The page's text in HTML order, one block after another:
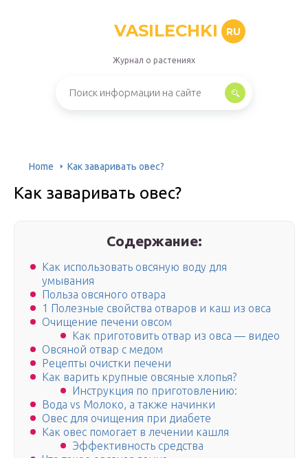
VASILECHKI RU
Журнал о растениях
Home Как заваривать овес?
Как заваривать овес?
Содержание:
Как использовать овсяную воду для
умывания
Польза овсяного отвара
1 Полезные свойства отваров и каш из овса
Очищение печени овсом
Как приготовить отвар из овса — видео
Овсяной отвар с медом
Рецепты очистки печени
Как варить крупные овсяные хлопья?
Инструкция по приготовлению:
Вода vs Молоко, а также начинки
Овес для очищения при диабете
Как овес помогает в лечении кашля
Эффективность средства